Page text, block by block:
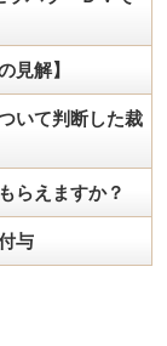
見解】
いて判断した裁
らえますか？
与